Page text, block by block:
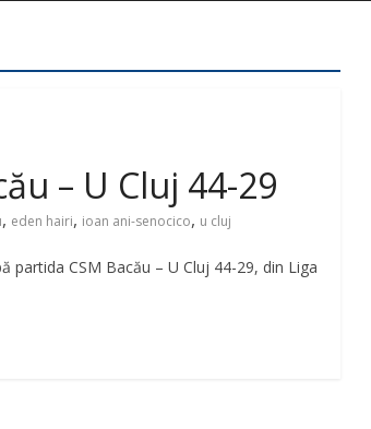
– U Cluj 44-29
, eden hairi, ioan ani-senocico, u cluj
partida CSM Bacău – U Cluj 44-29, din Liga